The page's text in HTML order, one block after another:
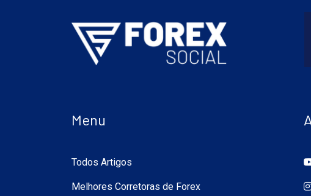
Menu
Todos Artigos
Melhores Corretoras de Forex